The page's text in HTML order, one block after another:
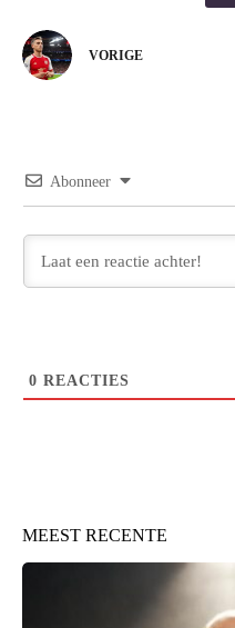
VORIGE
Abonneer
0 REACTIES
MEEST RECENTE